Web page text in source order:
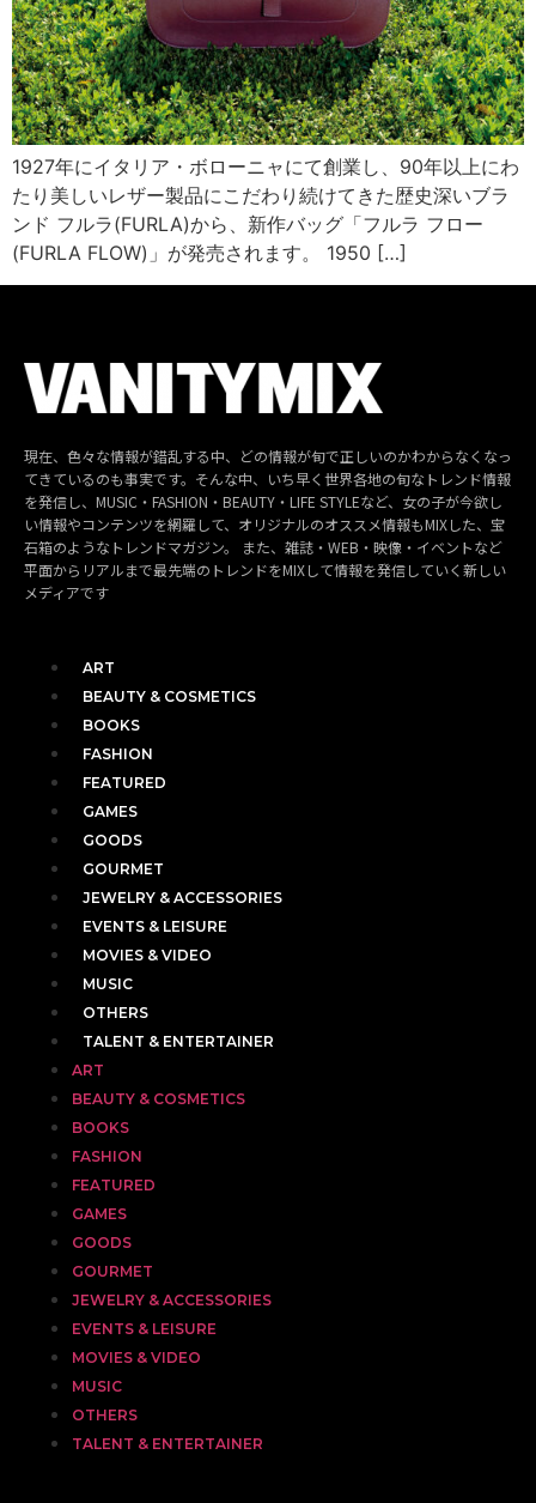
1927年にイタリア・ボローニャにて創業し、90年以上にわ
たり美しいレザー製品にこだわり続けてきた歴史深いブラ
ンド フルラ(FURLA)から、新作バッグ「フルラ フロー
(FURLA FLOW)」が発売されます。 1950 […]
現在、色々な情報が錯乱する中、どの情報が旬で正しいのかわからなくなっ
てきているのも事実です。そんな中、いち早く世界各地の旬なトレンド情報
を発信し、MUSIC・FASHION・BEAUTY・LIFE STYLEなど、女の子が今欲し
い情報やコンテンツを網羅して、オリジナルのオススメ情報もMIXした、宝
石箱のようなトレンドマガジン。 また、雑誌・WEB・映像・イベントなど
平面からリアルまで最先端のトレンドをMIXして情報を発信していく新しい
メディアです
ART
BEAUTY & COSMETICS
BOOKS
FASHION
FEATURED
GAMES
GOODS
GOURMET
JEWELRY & ACCESSORIES
EVENTS & LEISURE
MOVIES & VIDEO
MUSIC
OTHERS
TALENT & ENTERTAINER
ART
BEAUTY & COSMETICS
BOOKS
FASHION
FEATURED
GAMES
GOODS
GOURMET
JEWELRY & ACCESSORIES
EVENTS & LEISURE
MOVIES & VIDEO
MUSIC
OTHERS
TALENT & ENTERTAINER